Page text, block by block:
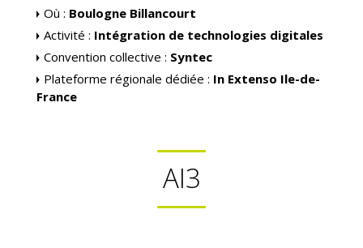
Où : Boulogne Billancourt
Activité : Intégration de technologies digitales
Convention collective : Syntec
Plateforme régionale dédiée : In Extenso Ile-de-
France
AI3